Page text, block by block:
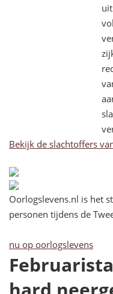
Bekijk de slachtoffers
Oorlogslevens.nl is het
personen tijdens de
nu op oorlogslevens